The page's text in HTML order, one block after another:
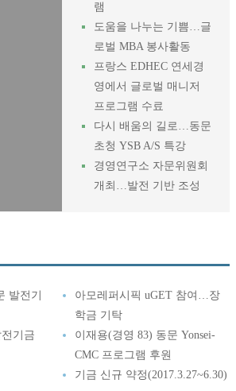
램
도움을 나누는 기쁨…글
로벌 MBA 봉사활동
프랑스 EDHEC 연세경
영에서 글로벌 매니저
프로그램 수료
다시 배움의 길로…동문
초청 YSB A/S 특강
경영연구소 자문위원회
개최…발전 기반 조성
발전기
기금
아모레퍼시픽 uGET 참여…장
학금 기탁
이재용(경영 83) 동문 Yonsei-
CMC 프로그램 후원
기금 신규 약정(2017.3.27~6.30)